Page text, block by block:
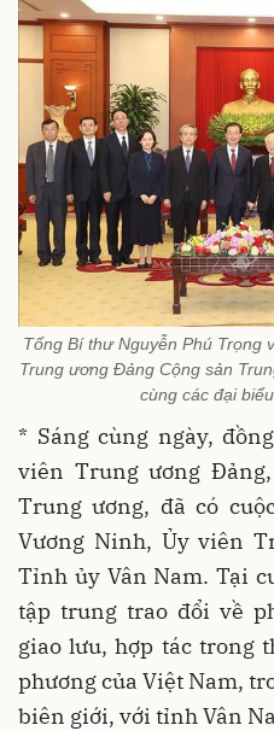
Tổng Bí thư Nguyễn Phú Trọng
Trung ương Đảng Cộng sản
cùng các đại
* Sáng cùng ngày,
viên Trung ương
Trung ương, đã có
Vương Ninh, Ủy viên
Tỉnh ủy Vân Nam. Tại
tập trung trao đổi về
giao lưu, hợp tác trong
phương của Việt Nam,
biên giới, với tỉnh Vân